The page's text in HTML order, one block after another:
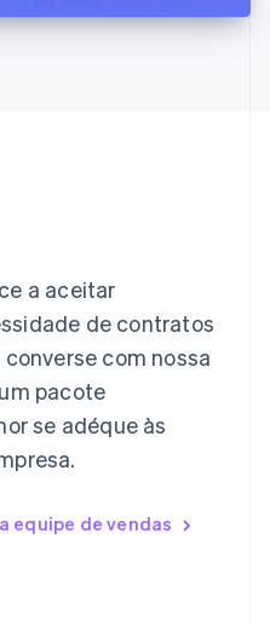
a aceitar
de contratos
com nossa
pacote
se adéque às
equipe de vendas